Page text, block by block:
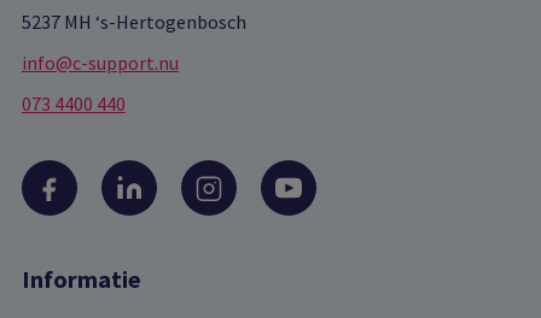
5237 MH ‘s-Hertogenbosch
info@c-support.nu
073 4400 440
Informatie